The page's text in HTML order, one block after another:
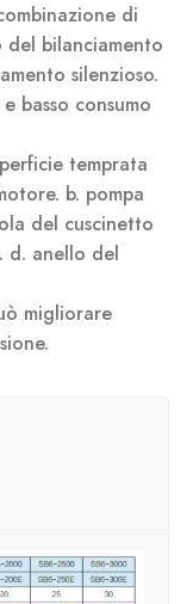
di
bilanciamento
silenzioso.
basso consumo
temprata
b. pompa
del cuscinetto
d. anello del
migliorare